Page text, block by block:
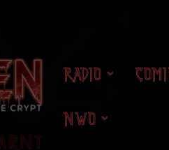
RADIO
NWO